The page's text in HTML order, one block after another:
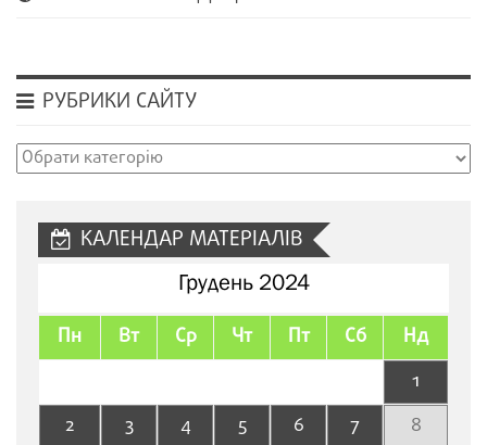
РУБРИКИ САЙТУ
Рубрики
КАЛЕНДАР МАТЕРІАЛІВ
Грудень 2024
Пн Вт Ср Чт Пт Сб Нд
1
2
3 4 5 6 7
8